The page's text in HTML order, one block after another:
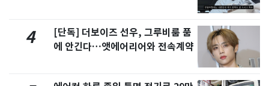
4
[단독] 더보이즈 선우, 그루비룸 품
에 안긴다…앳에어리어와 전속계약